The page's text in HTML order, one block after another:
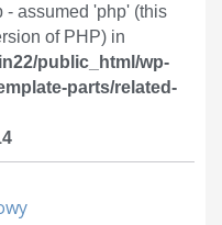
- assumed 'php' (this
of PHP) in
public_html/wp-
parts/related-